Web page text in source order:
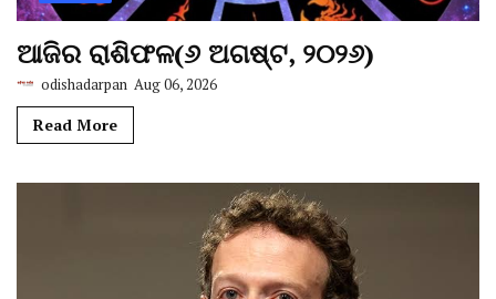
ଆଜିର ରାଶିଫଳ(୬ ଅଗଷ୍ଟ, ୨୦୨୬)
odishadarpan Aug 06, 2026
Read More